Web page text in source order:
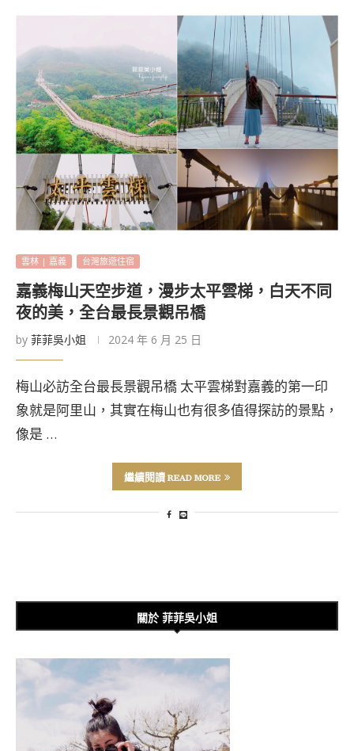
雲林 | 嘉義 台灣旅遊住宿
嘉義梅山天空步道，漫步太平雲梯，白天不同
夜的美，全台最長景觀吊橋
by 菲菲吳小姐 2024 年 6 月 25 日
梅山必訪全台最長景觀吊橋 太平雲梯對嘉義的第一印
象就是阿里山，其實在梅山也有很多值得探訪的景點，
像是 …
繼續閱讀 READ MORE
關於 菲菲吳小姐